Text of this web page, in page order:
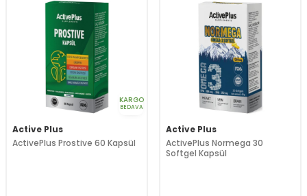
KARGO
BEDAVA
Active Plus
ActivePlus Prostive 60 Kapsül
Active Plus
ActivePlus Normega 30
Softgel Kapsül